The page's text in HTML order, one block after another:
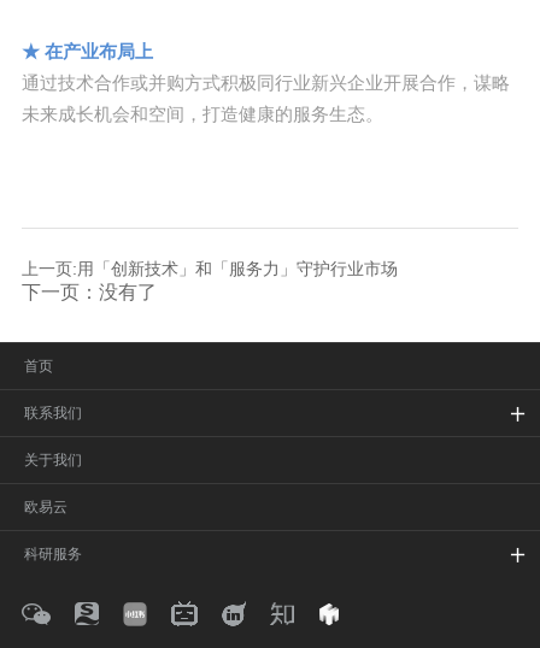
★ 在产业布局上
通过技术合作或并购方式积极同行业新兴企业开展合作，谋略
未来成长机会和空间，打造健康的服务生态。
上一页:用「创新技术」和「服务力」守护行业市场
下一页：没有了
首页
联系我们
关于我们
欧易云
科研服务